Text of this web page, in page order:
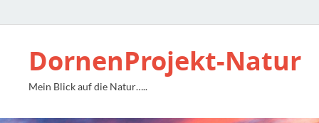
DornenProjekt-Natur
Mein Blick auf die Natur…..